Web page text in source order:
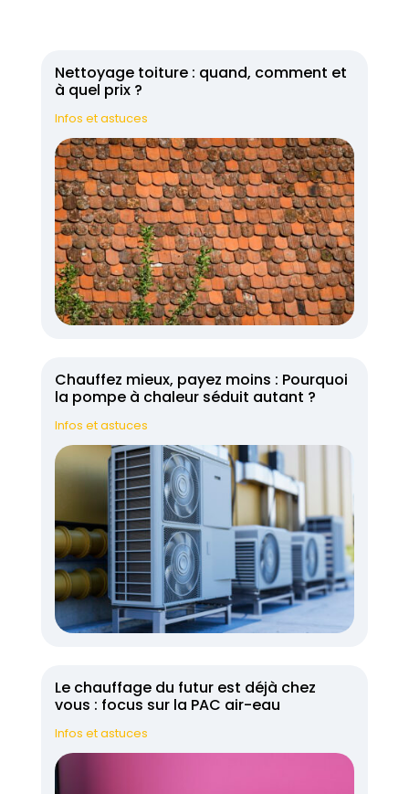
Nettoyage toiture : quand, comment et
à quel prix ?
Infos et astuces
Chauffez mieux, payez moins : Pourquoi
la pompe à chaleur séduit autant ?
Infos et astuces
Le chauffage du futur est déjà chez
vous : focus sur la PAC air-eau
Infos et astuces